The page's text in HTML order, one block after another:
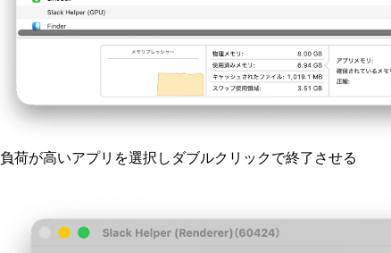
負荷が高いアプリを選択しダブルクリックで終了させる